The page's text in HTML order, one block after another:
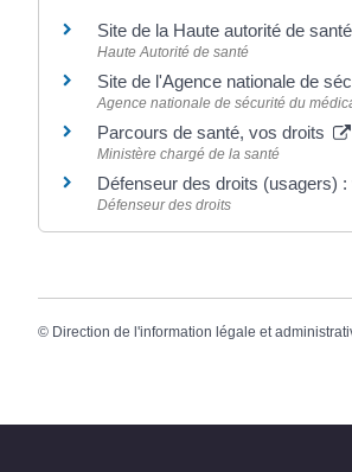
Site de la Haute autorité de
Haute Autorité de santé
Site de l'Agence nationale de
Agence nationale de sécurité du
Parcours de santé, vos droits
Ministère chargé de la santé
Défenseur des droits (usagers)
Défenseur des droits
© Direction de l'information légale et